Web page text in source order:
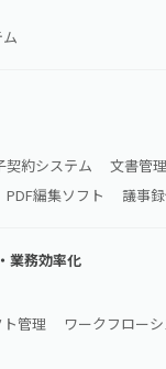
契約システム
文書管
PDF編集ソフト 議事
業務効率化
管理
ワークフロー